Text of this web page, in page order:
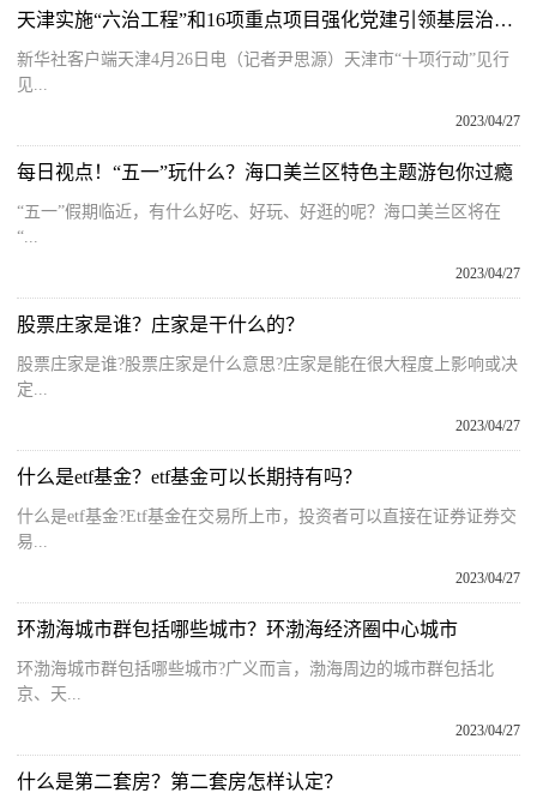
天津实施“六治工程”和16项重点项目强化党建引领基层治理-天天视讯
新华社客户端天津4月26日电（记者尹思源）天津市“十项行动”见行
见...
2023/04/27
每日视点！“五一”玩什么？海口美兰区特色主题游包你过瘾
“五一”假期临近，有什么好吃、好玩、好逛的呢？海口美兰区将在
“...
2023/04/27
股票庄家是谁？庄家是干什么的？
股票庄家是谁?股票庄家是什么意思?庄家是能在很大程度上影响或决
定...
2023/04/27
什么是etf基金？etf基金可以长期持有吗？
什么是etf基金?Etf基金在交易所上市，投资者可以直接在证券证券交
易...
2023/04/27
环渤海城市群包括哪些城市？环渤海经济圈中心城市
环渤海城市群包括哪些城市?广义而言，渤海周边的城市群包括北
京、天...
2023/04/27
什么是第二套房？第二套房怎样认定？